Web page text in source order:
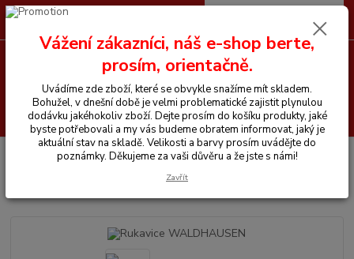
Hledat
+420 605 255 500 0 Kč
Vše pro koně Čištění na koně Rukavice WALDHAUSEN
Rukavice WALDHAUSEN
Vážení zákazníci, náš e-shop berte,
prosím, orientačně.
Uvádíme zde zboží, které se obvykle snažíme mít skladem.
Bohužel, v dnešní době je velmi problematické zajistit plynulou
dodávku jakéhokoliv zboží. Dejte prosím do košíku produkty, jaké
byste potřebovali a my vás budeme obratem informovat, jaký je
aktuální stav na skladě. Velikosti a barvy prosím uvádějte do
poznámky. Děkujeme za vaši důvěru a že jste s námi!
Zavřít